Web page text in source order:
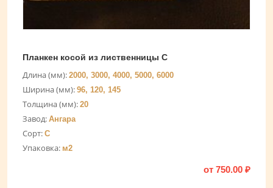
Планкен косой из лиственницы C
Длина (мм): 2000, 3000, 4000, 5000, 6000
Ширина (мм): 96, 120, 145
Толщина (мм): 20
Завод: Ангара
Сорт: C
Упаковка: м2
от 750.00 ₽